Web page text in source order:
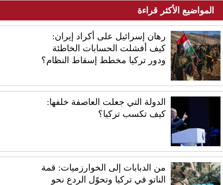
المواضيع الأكثر قراءة
رهان إسرائيل على أكراد إيران:
كيف أفشلت الحسابات الخاطئة
ودور تركيا مخطط إسقاط النظام؟
الدولة التي جعلت العاصفة خلفها:
كيف تكسب تركيا؟
من الدبابات إلى الخوارزميات: قمة
الناتو في تركيا وتحوّل الردع نحو